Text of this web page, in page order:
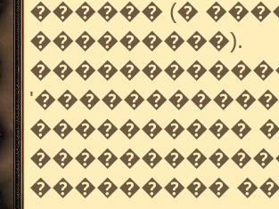
������ (�
���������).
����������
���������